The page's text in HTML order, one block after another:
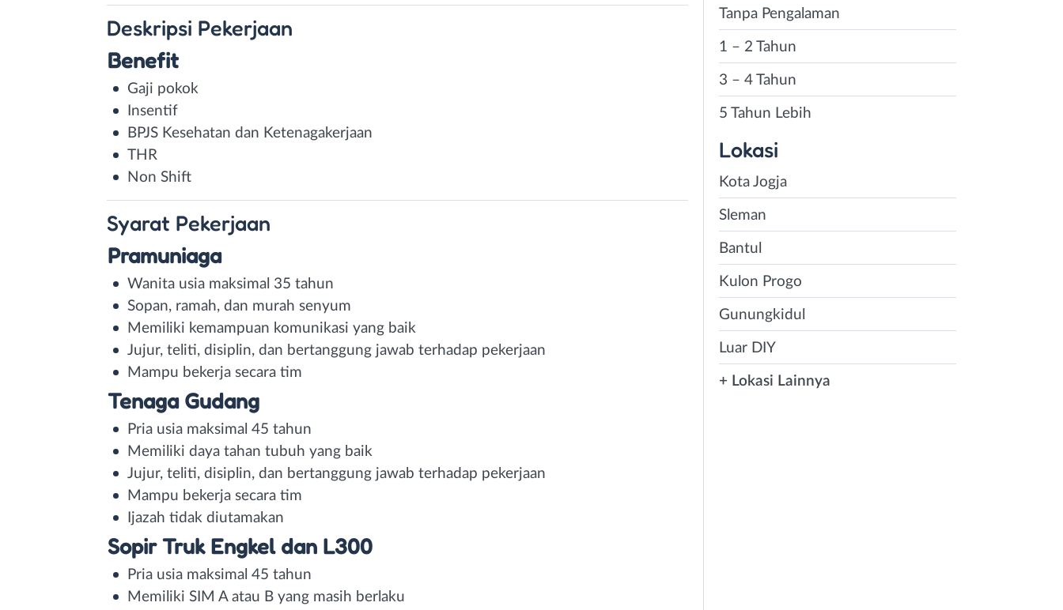
Deskripsi Pekerjaan
Benefit
Gaji pokok
Insentif
BPJS Kesehatan dan Ketenagakerjaan
THR
Non Shift
Syarat Pekerjaan
Pramuniaga
Wanita usia maksimal 35 tahun
Sopan, ramah, dan murah senyum
Memiliki kemampuan komunikasi yang baik
Jujur, teliti, disiplin, dan bertanggung jawab terhadap pekerjaan
Mampu bekerja secara tim
Tenaga Gudang
Pria usia maksimal 45 tahun
Memiliki daya tahan tubuh yang baik
Jujur, teliti, disiplin, dan bertanggung jawab terhadap pekerjaan
Mampu bekerja secara tim
Ijazah tidak diutamakan
Sopir Truk Engkel dan L300
Pria usia maksimal 45 tahun
Memiliki SIM A atau B yang masih berlaku
Tanpa Pengalaman
1 – 2 Tahun
3 – 4 Tahun
5 Tahun Lebih
Lokasi
Kota Jogja
Sleman
Bantul
Kulon Progo
Gunungkidul
Luar DIY
+ Lokasi Lainnya